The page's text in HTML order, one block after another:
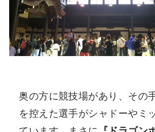
奥の方に競技場があり、その
を控えた選手がシャドーやミ